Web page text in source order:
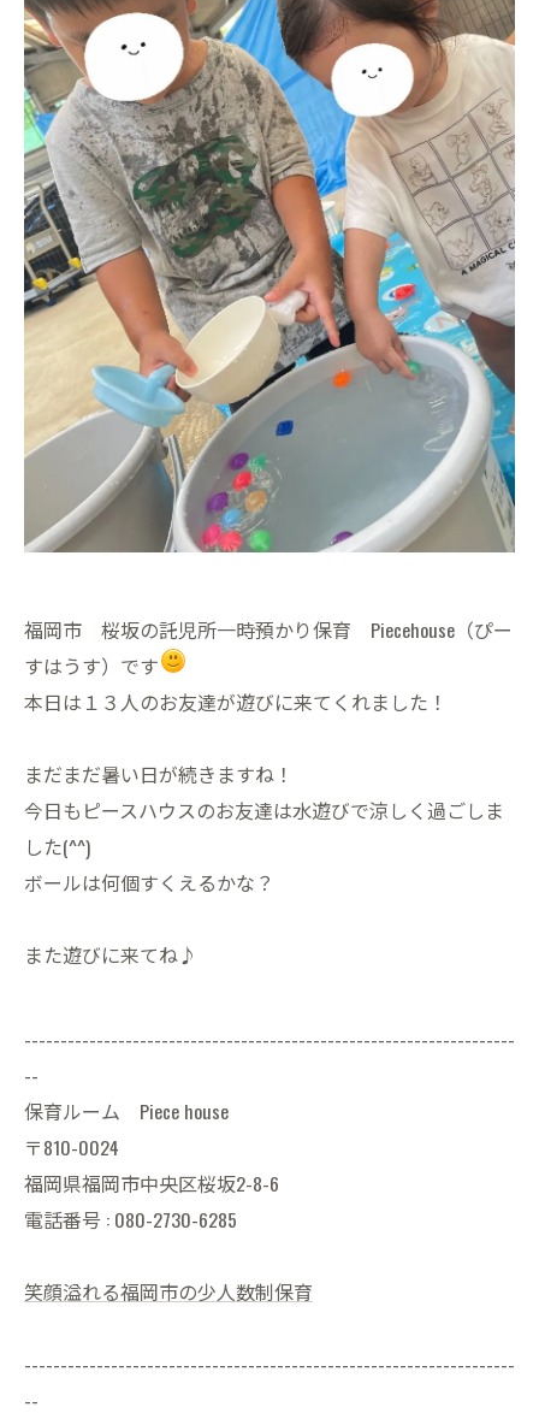
福岡市 桜坂の託児所一時預かり保育 Piecehouse（ぴー
すはうす）です
本日は１３人のお友達が遊びに来てくれました！
まだまだ暑い日が続きますね！
今日もピースハウスのお友達は水遊びで涼しく過ごしま
した(^^)
ボールは何個すくえるかな？
また遊びに来てね♪
--------------------------------------------------------------------
--
保育ルーム Piece house
〒810-0024
福岡県福岡市中央区桜坂2-8-6
電話番号 : 080-2730-6285
笑顔溢れる福岡市の少人数制保育
--------------------------------------------------------------------
--